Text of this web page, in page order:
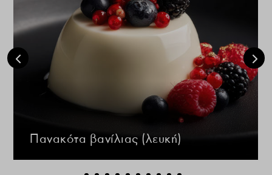
Πανακότα βανίλιας (λευκή)